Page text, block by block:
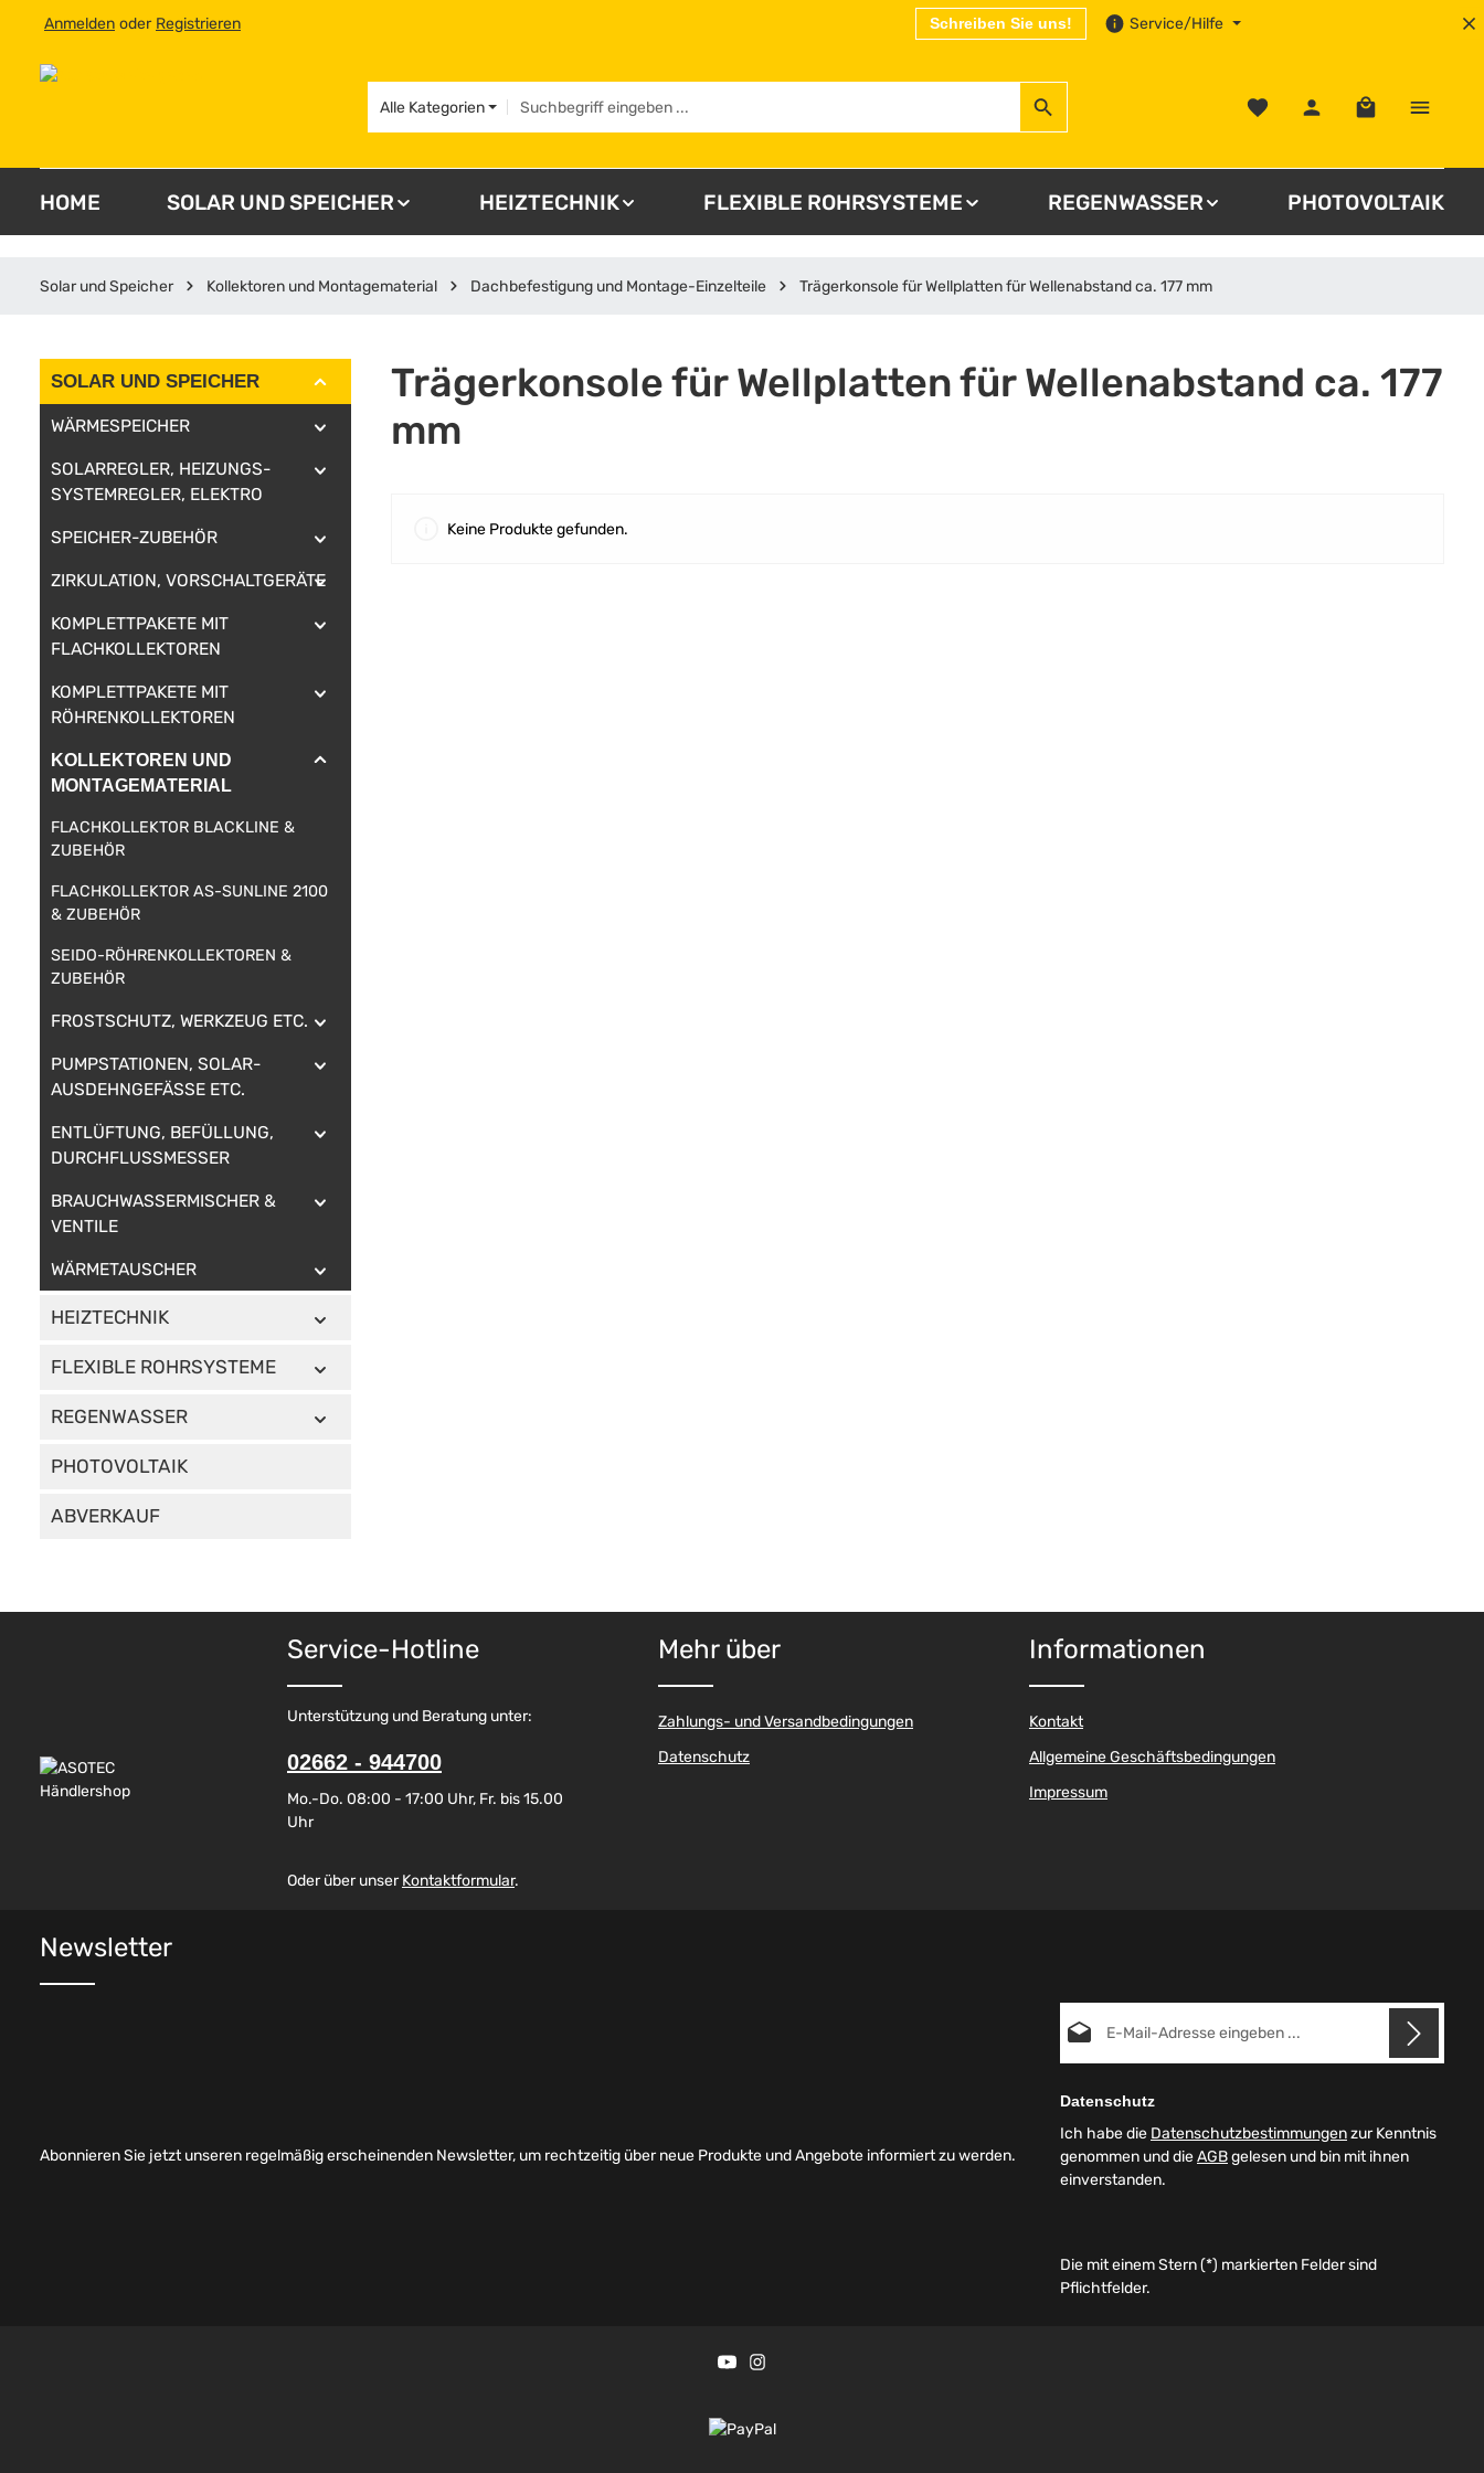
Hauptinhalt springen
Zur Suche springen
Zur Hauptnavigation springen
Anmelden oder Registrieren Schreiben Sie uns! Service/Hilfe
Alle Kategorien
Warenkorb
HOME SOLAR UND SPEICHER HEIZTECHNIK FLEXIBLE ROHRSYSTEME REGENWASSER PHOTOVOLTAIK
Solar und Speicher Kollektoren und Montagematerial Dachbefestigung und Montage-Einzelteile Trägerkonsole für Wellplatten für Wellenabstand ca. 177 mm
SOLAR UND SPEICHER
WÄRMESPEICHER
SOLARREGLER, HEIZUNGS-
SYSTEMREGLER, ELEKTRO
SPEICHER-ZUBEHÖR
ZIRKULATION, VORSCHALTGERÄTE
KOMPLETTPAKETE MIT
FLACHKOLLEKTOREN
KOMPLETTPAKETE MIT
RÖHRENKOLLEKTOREN
KOLLEKTOREN UND
MONTAGEMATERIAL
FLACHKOLLEKTOR BLACKLINE &
ZUBEHÖR
FLACHKOLLEKTOR AS-SUNLINE 2100
& ZUBEHÖR
SEIDO-RÖHRENKOLLEKTOREN &
ZUBEHÖR
FROSTSCHUTZ, WERKZEUG ETC.
PUMPSTATIONEN, SOLAR-
AUSDEHNGEFÄSSE ETC.
ENTLÜFTUNG, BEFÜLLUNG,
DURCHFLUSSMESSER
BRAUCHWASSERMISCHER &
VENTILE
WÄRMETAUSCHER
HEIZTECHNIK
FLEXIBLE ROHRSYSTEME
REGENWASSER
PHOTOVOLTAIK
ABVERKAUF
Trägerkonsole für Wellplatten für Wellenabstand ca. 177
mm
Keine Produkte gefunden.
Service-Hotline
Unterstützung und Beratung unter:
02662 - 944700
Mo.-Do. 08:00 - 17:00 Uhr, Fr. bis 15.00
Uhr
Oder über unserKontaktformular.
Mehr über
Zahlungs- und Versandbedingungen
Datenschutz
Informationen
Kontakt
Allgemeine Geschäftsbedingungen
Impressum
Newsletter
Abonnieren Sie jetzt unseren regelmäßig erscheinenden Newsletter, um rechtzeitig über neue Produkte und Angebote informiert zu werden.
Datenschutz
Ich habe die Datenschutzbestimmungenzur Kenntnis
genommen und dieAGBgelesen und bin mit ihnen
einverstanden.
Die mit einem Stern (*) markierten Felder sind
Pflichtfelder.